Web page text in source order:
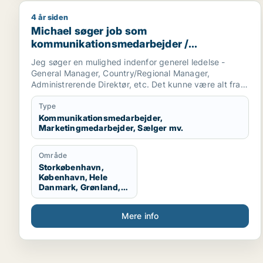
Michael søger job som
4 år siden
Michael søger job som
kommunikationsmedarbejder /
marketingmedarbejder / sælger /
forretningsudvikler / kulturmedarbejder
Jeg søger en mulighed indenfor generel ledelse -
General Manager, Country/Regional Manager,
Administrerende Direktør, etc. Det kunne være alt fra
en startup virksomhed til et etableret selskab.
Branchen er i udgangspunktet mindre vigtig for mig,
så længe at virksomheden har et godt produkt og
gode værdier.
Jeg er selv af natur en pragmatisk, menneskelig og
omstillingsparat leder, som ynder at se på helheden og
de store træk, men med et stærkt fokus på bundlinien.
Type
Kommunikationsmedarbejder,
Marketingmedarbejder, Sælger mv.
Område
Storkøbenhavn,
København, Hele
Danmark, Grønland,
Færøerne, Udlandet
Mere info